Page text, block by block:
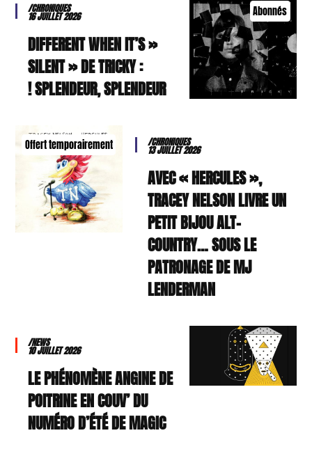
Abonnés
/CHRONIQUES
16 JUILLET 2026
« DIFFERENT WHEN IT’S
SILENT » DE TRICKY :
SPLENDEUR, SPLENDEUR !
Offert temporairement /CHRONIQUES
13 JUILLET 2026
AVEC « HERCULES »,
TRACEY NELSON LIVRE UN
PETIT BIJOU ALT-
COUNTRY… SOUS LE
PATRONAGE DE MJ
LENDERMAN
/NEWS
10 JUILLET 2026
LE PHÉNOMÈNE ANGINE DE
POITRINE EN COUV’ DU
NUMÉRO D’ÉTÉ DE MAGIC